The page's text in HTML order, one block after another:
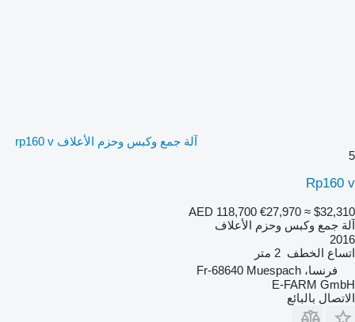
آلة جمع وكبس وحزم الأعلاف rp160 v
5
Rp160 v
AED 118,700 €27,970 ≈ $32,310
آلة جمع وكبس وحزم الأعلاف
2016
اتساع الخطف 2 متر
فرنسا، Fr-68640 Muespach
E-FARM GmbH
الاتصال بالبائع